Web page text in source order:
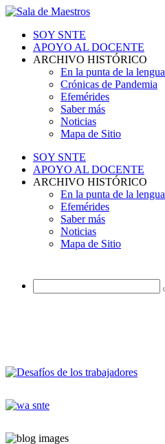
SOY SNTE
APOYO AL DOCENTE
ARCHIVO HISTÓRICO
En la punta de la lengua
Crónicas de Pandemia
Efemérides
Saber más
Noticias
Mapa de Sitio
SOY SNTE
APOYO AL DOCENTE
ARCHIVO HISTÓRICO
En la punta de la lengua
Efemérides
Saber más
Noticias
Mapa de Sitio